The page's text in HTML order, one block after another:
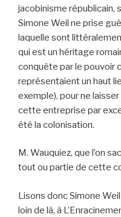
jacobinisme républicain,
Simone Weil ne prise
laquelle sont
qui est un héritage
conquête par le pouvoir
représentaient un haut
exemple), pour ne laisser
cette entreprise par
été la colonisation.
M. Wauquiez, que l’on
tout ou partie de cette
Lisons donc Simone
loin de là, à